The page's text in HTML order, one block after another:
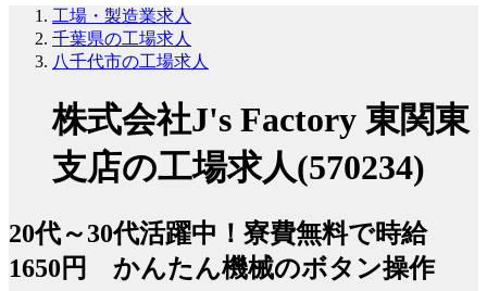
工場・製造業求人
千葉県の工場求人
八千代市の工場求人
株式会社J's Factory 東関東
支店の工場求人(570234)
20代～30代活躍中！寮費無料で時給
1650円 かんたん機械のボタン操作